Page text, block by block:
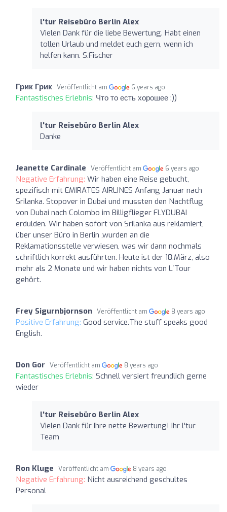
l'tur Reisebüro Berlin Alex
Vielen Dank für die liebe Bewertung. Habt einen
tollen Urlaub und meldet euch gern, wenn ich
helfen kann. S.Fischer
Грик Грик Veröffentlicht am 6 years ago
Fantastisches Erlebnis: Что то есть хорошее :))
l'tur Reisebüro Berlin Alex
Danke
Jeanette Cardinale Veröffentlicht am 6 years ago
Negative Erfahrung: Wir haben eine Reise gebucht,
spezifisch mit EMIRATES AIRLINES Anfang Januar nach
Srilanka. Stopover in Dubai und mussten den Nachtflug
von Dubai nach Colombo im Billigflieger FLYDUBAI
erdulden. Wir haben sofort von Srilanka aus reklamiert,
über unser Büro in Berlin ,wurden an die
Reklamationsstelle verwiesen, was wir dann nochmals
schriftlich korrekt ausführten. Heute ist der 18.März, also
mehr als 2 Monate und wir haben nichts von L´Tour
gehört.
Frey Sigurnbjornson Veröffentlicht am 8 years ago
Positive Erfahrung: Good service.The stuff speaks good
English.
Don Gor Veröffentlicht am 8 years ago
Fantastisches Erlebnis: Schnell versiert freundlich gerne
wieder
l'tur Reisebüro Berlin Alex
Vielen Dank für Ihre nette Bewertung! Ihr l'tur
Team
Ron Kluge Veröffentlicht am 8 years ago
Negative Erfahrung: Nicht ausreichend geschultes
Personal